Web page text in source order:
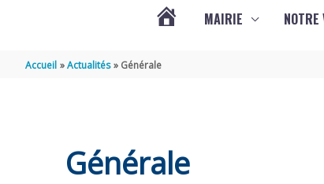
MAIRIE NOTRE
Accueil Actualités Générale
Générale